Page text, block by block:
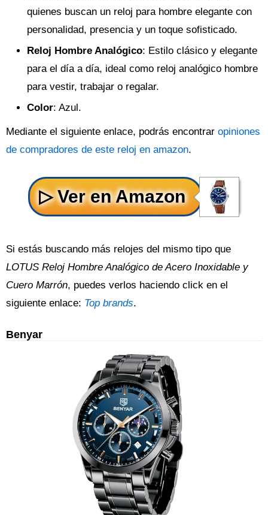
quienes buscan un reloj para hombre elegante con
personalidad, presencia y un toque sofisticado.
Reloj Hombre Analógico: Estilo clásico y elegante
para el día a día, ideal como reloj analógico hombre
para vestir, trabajar o regalar.
Color: Azul.
Mediante el siguiente enlace, podrás encontrar opiniones
de compradores de este reloj en amazon.
Si estás buscando más relojes del mismo tipo que
LOTUS Reloj Hombre Analógico de Acero Inoxidable y
Cuero Marrón, puedes verlos haciendo click en el
siguiente enlace: Top brands.
Benyar